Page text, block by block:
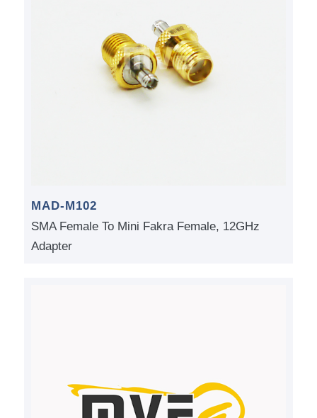
MAD-M102
SMA Female To Mini Fakra Female, 12GHz
Adapter